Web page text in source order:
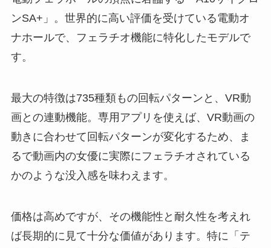
ンSA+」。世界的に高い評価を受けている電動オ
ナホールで、フェラチオ機能に特化したモデルで
す。
最大の特徴は735種類もの回転パターンと、VR動
画との連動機能。専用アプリを使えば、VR動画の
動きに合わせて回転パターンが変化するため、ま
るで動画内の女優に実際にフェラチオされている
かのような没入感を味わえます。
価格は高めですが、その機能性と耐久性を考えれ
ば長期的に見て十分な価値があります。特に「テ